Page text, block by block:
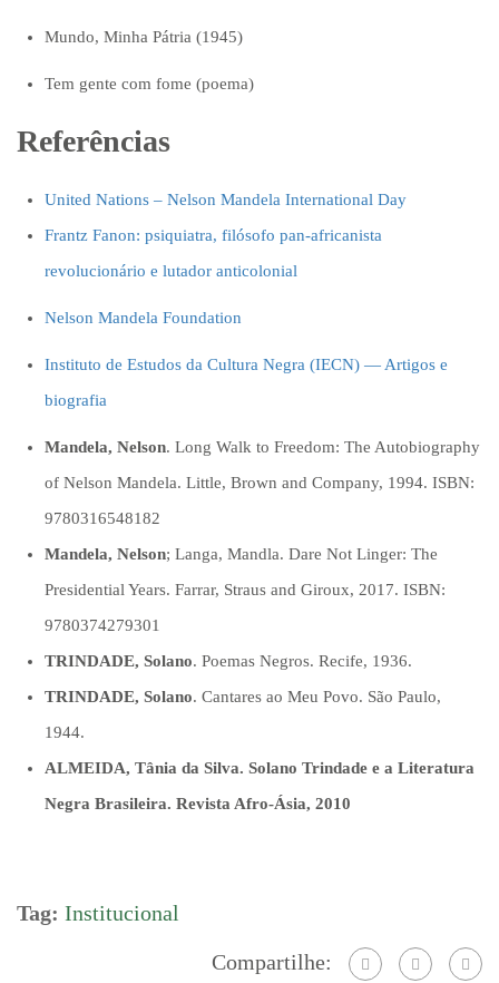
Mundo, Minha Pátria (1945)
Tem gente com fome (poema)
Referências
United Nations – Nelson Mandela International Day
Frantz Fanon: psiquiatra, filósofo pan-africanista
revolucionário e lutador anticolonial
Nelson Mandela Foundation
Instituto de Estudos da Cultura Negra (IECN) — Artigos e
biografia
Mandela, Nelson. Long Walk to Freedom: The Autobiography
of Nelson Mandela. Little, Brown and Company, 1994. ISBN:
9780316548182
Mandela, Nelson; Langa, Mandla. Dare Not Linger: The
Presidential Years. Farrar, Straus and Giroux, 2017. ISBN:
9780374279301
TRINDADE, Solano. Poemas Negros. Recife, 1936.
TRINDADE, Solano. Cantares ao Meu Povo. São Paulo,
1944.
ALMEIDA, Tânia da Silva. Solano Trindade e a Literatura
Negra Brasileira. Revista Afro-Ásia, 2010
Tag: Institucional
Compartilhe: